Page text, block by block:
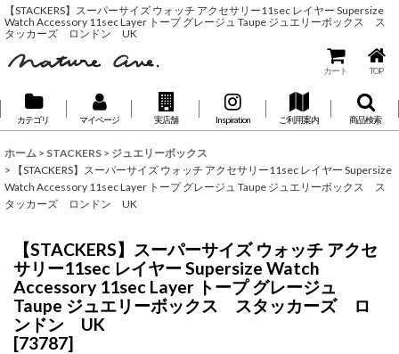
【STACKERS】スーパーサイズ ウォッチ アクセサリー11sec レイヤー Supersize
Watch Accessory 11sec Layer トープ グレージュ Taupe ジュエリーボックス ス
タッカーズ ロンドン UK
カート TOP
カテゴリ マイページ 実店舗 Inspiration ご利用案内 商品検索
ホーム > STACKERS > ジュエリーボックス
>
【STACKERS】スーパーサイズ ウォッチ アクセサリー11sec レイヤー Supersize
Watch Accessory 11sec Layer トープ グレージュ Taupe ジュエリーボックス ス
タッカーズ ロンドン UK
【STACKERS】スーパーサイズ ウォッチ アクセ
サリー11sec レイヤー Supersize Watch
Accessory 11sec Layer トープ グレージュ
Taupe ジュエリーボックス スタッカーズ ロ
ンドン UK
[73787]